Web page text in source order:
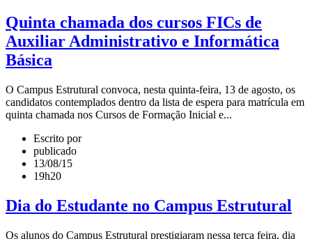
Quinta chamada dos cursos FICs de
Auxiliar Administrativo e Informática
Básica
O Campus Estrutural convoca, nesta quinta-feira, 13 de agosto, os
candidatos contemplados dentro da lista de espera para matrícula em
quinta chamada nos Cursos de Formação Inicial e...
Escrito por
publicado
13/08/15
19h20
Dia do Estudante no Campus Estrutural
Os alunos do Campus Estrutural prestigiaram nessa terça feira, dia